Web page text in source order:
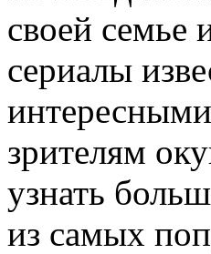
своей семье
сериалы
зрителям
узнать
из самых